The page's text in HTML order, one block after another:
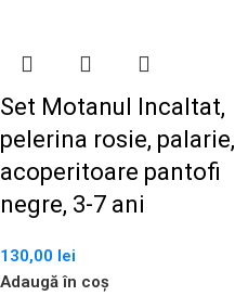
Set Motanul Incaltat,
pelerina rosie, palarie,
acoperitoare pantofi
negre, 3-7 ani
130,00 lei
Adaugă în coș